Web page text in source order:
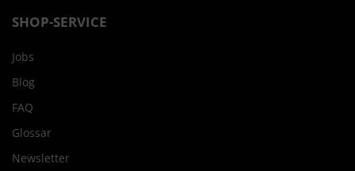
SHOP-SERVICE
Jobs
Blog
FAQ
Glossar
Newsletter